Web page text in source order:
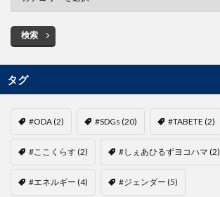
検索
タグ
#ODA(2) #SDGs (20) #TABETE (2)
#ここくらす(2) #しぇあひるずヨコハマ (2)
#エネルギー (4) #ジェンダー (5)